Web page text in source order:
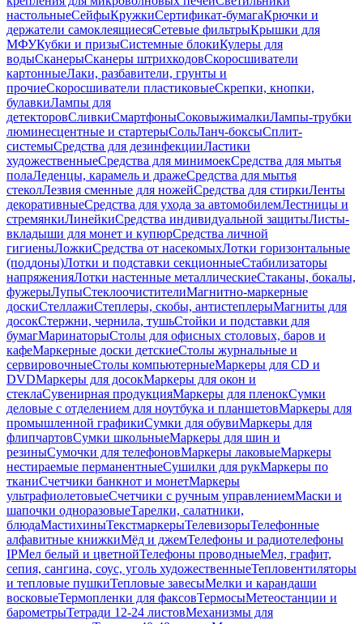
настольныеСейфыКружкиСертификат-бумагаКрючки и
держатели самоклеящиесяСетевые фильтрыКрышки для
МФУКубки и призыСистемные блокиКулеры для
водыСканерыСканеры штрихкодовСкоросшиватели
картонныеЛаки, разбавители, грунты и
прочиеСкоросшиватели пластиковыеСкрепки, кнопки,
булавкиЛампы для
детекторовСливкиСмартфоныСоковыжималкиЛампы-трубки
люминесцентные и стартерыСольЛанч-боксыСплит-
системыСредства для дезинфекцииЛастики
художественныеСредства для минимоекСредства для мытья
полаЛеденцы, карамель и дражеСредства для мытья
стеколЛезвия сменные для ножейСредства для стиркиЛенты
декоративныеСредства для ухода за автомобилемЛестницы и
стремянкиЛинейкиСредства индивидуальной защитыЛисты-
вкладыши для монет и купюрСредства личной
гигиеныЛожкиСредства от насекомыхЛотки горизонтальные
(поддоны)Лотки и подставки секционныеСтабилизаторы
напряженияЛотки настенные металлическиеСтаканы, бокалы,
фужерыЛупыСтеклоочистителиМагнитно-маркерные
доскиСтеллажиСтеплеры, скобы, антистеплерыМагниты для
досокСтержни, чернила, тушьСтойки и подставки для
бумагМаринаторыСтолы для офисных столовых, баров и
кафеМаркерные доски детскиеСтолы журнальные и
сервировочныеСтолы компьютерныеМаркеры для CD и
DVDМаркеры для досокМаркеры для окон и
стеклаСувенирная продукцияМаркеры для пленокСумки
деловые с отделением для ноутбука и планшетовМаркеры для
промышленной графикиСумки для обувиМаркеры для
флипчартовСумки школьныеМаркеры для шин и
резиныСумочки для телефоновМаркеры лаковыеМаркеры
нестираемые перманентныеСушилки для рукМаркеры по
тканиСчетчики банкнот и монетМаркеры
ультрафиолетовыеСчетчики с ручным управлениемМаски и
шапочки одноразовыеТарелки, салатники,
блюдаМастихиныТекстмаркерыТелевизорыТелефонные
алфавитные книжкиМёд и джемТелефоны и радиотелефоны
IPМел белый и цветнойТелефоны проводныеМел, графит,
сепия, сангина, соус, уголь художественныеТепловентиляторы
и тепловые пушкиТепловые завесыМелки и карандаши
восковыеТермопленки для факсовТермосыМетеостанции и
барометрыТетради 12-24 листовМеханизмы для